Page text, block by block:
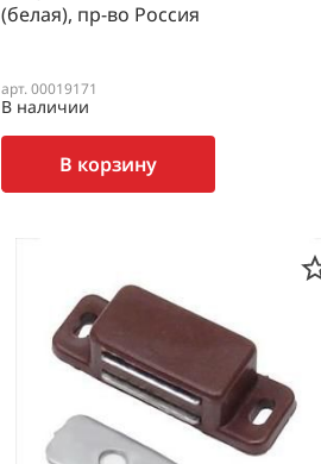
(белая), пр-во Россия
арт. 00019171
В наличии
В корзину